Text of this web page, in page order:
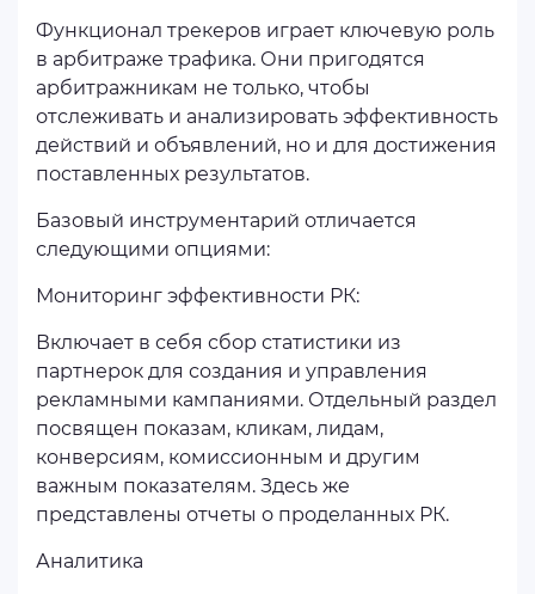
Функционал трекеров играет ключевую роль
в арбитраже трафика. Они пригодятся
арбитражникам не только, чтобы
отслеживать и анализировать эффективность
действий и объявлений, но и для достижения
поставленных результатов.
Базовый инструментарий отличается
следующими опциями:
Мониторинг эффективности РК:
Включает в себя сбор статистики из
партнерок для создания и управления
рекламными кампаниями. Отдельный раздел
посвящен показам, кликам, лидам,
конверсиям, комиссионным и другим
важным показателям. Здесь же
представлены отчеты о проделанных РК.
Аналитика